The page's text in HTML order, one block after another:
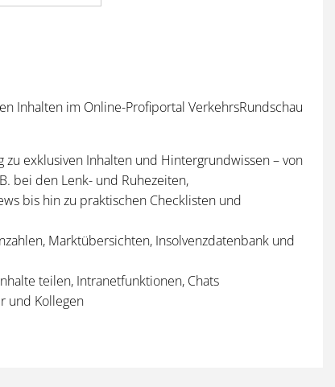
Inhalten im Online-Profiportal VerkehrsRundschau
zu exklusiven Inhalten und Hintergrundwissen – von
bei den Lenk- und Ruhezeiten,
bis hin zu praktischen Checklisten und
Marktübersichten, Insolvenzdatenbank und
teilen, Intranetfunktionen, Chats
und Kollegen